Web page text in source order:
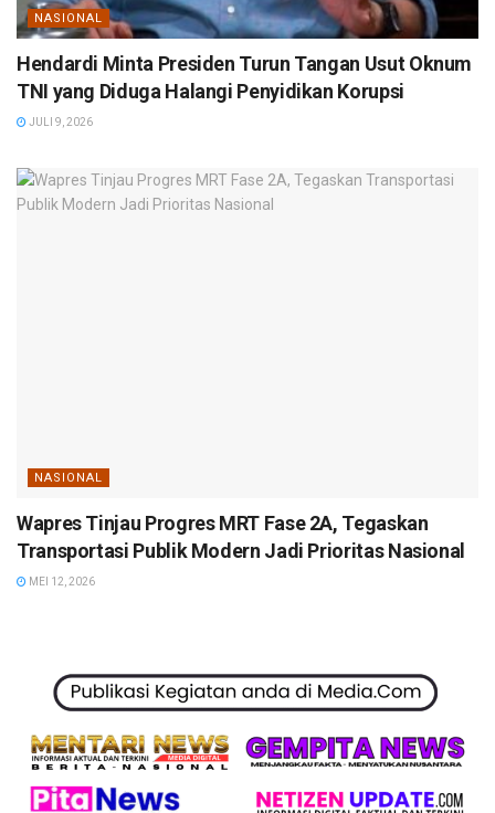
NASIONAL
Hendardi Minta Presiden Turun Tangan Usut Oknum
TNI yang Diduga Halangi Penyidikan Korupsi
JULI 9, 2026
NASIONAL
Wapres Tinjau Progres MRT Fase 2A, Tegaskan
Transportasi Publik Modern Jadi Prioritas Nasional
MEI 12, 2026